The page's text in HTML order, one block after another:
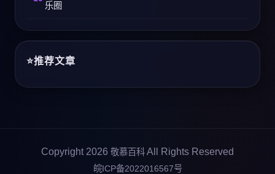
乐圈
推荐文章
Copyright 2026 敬慕百科All Rights Reserved
皖ICP备2022016567号